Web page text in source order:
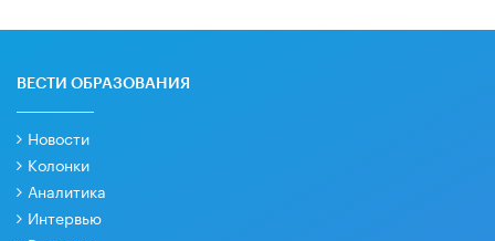
ВЕСТИ ОБРАЗОВАНИЯ
Новости
Колонки
Аналитика
Интервью